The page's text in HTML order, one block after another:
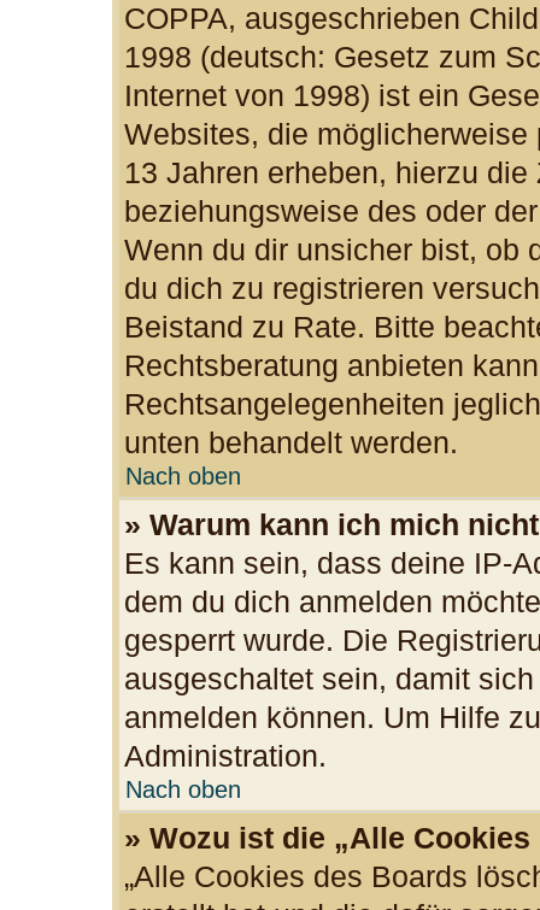
COPPA, ausgeschrieben
1998 (deutsch: Gesetz zum
Internet von 1998) ist ein
Websites, die
13 Jahren erheben, hierzu
beziehungsweise des oder
Wenn du dir unsicher bist, ob
du dich zu registrieren
Beistand zu Rate. Bitte
Rechtsberatung anbieten
Rechtsangelegenheiten
unten behandelt werden.
Nach oben
» Warum kann ich mich
Es kann sein, dass deine IP-
dem du dich anmelden
gesperrt wurde. Die
ausgeschaltet sein, damit
anmelden können. Um Hilfe
Administration.
Nach oben
» Wozu ist die „Alle
„Alle Cookies des Boards